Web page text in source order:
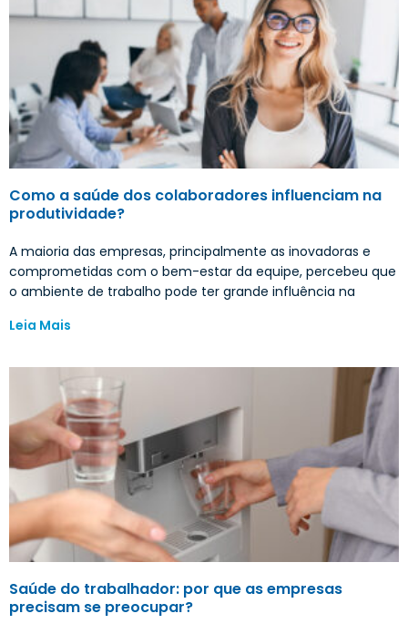
Como a saúde dos colaboradores influenciam na
produtividade?
A maioria das empresas, principalmente as inovadoras e
comprometidas com o bem-estar da equipe, percebeu que
o ambiente de trabalho pode ter grande influência na
Leia Mais
Saúde do trabalhador: por que as empresas
precisam se preocupar?